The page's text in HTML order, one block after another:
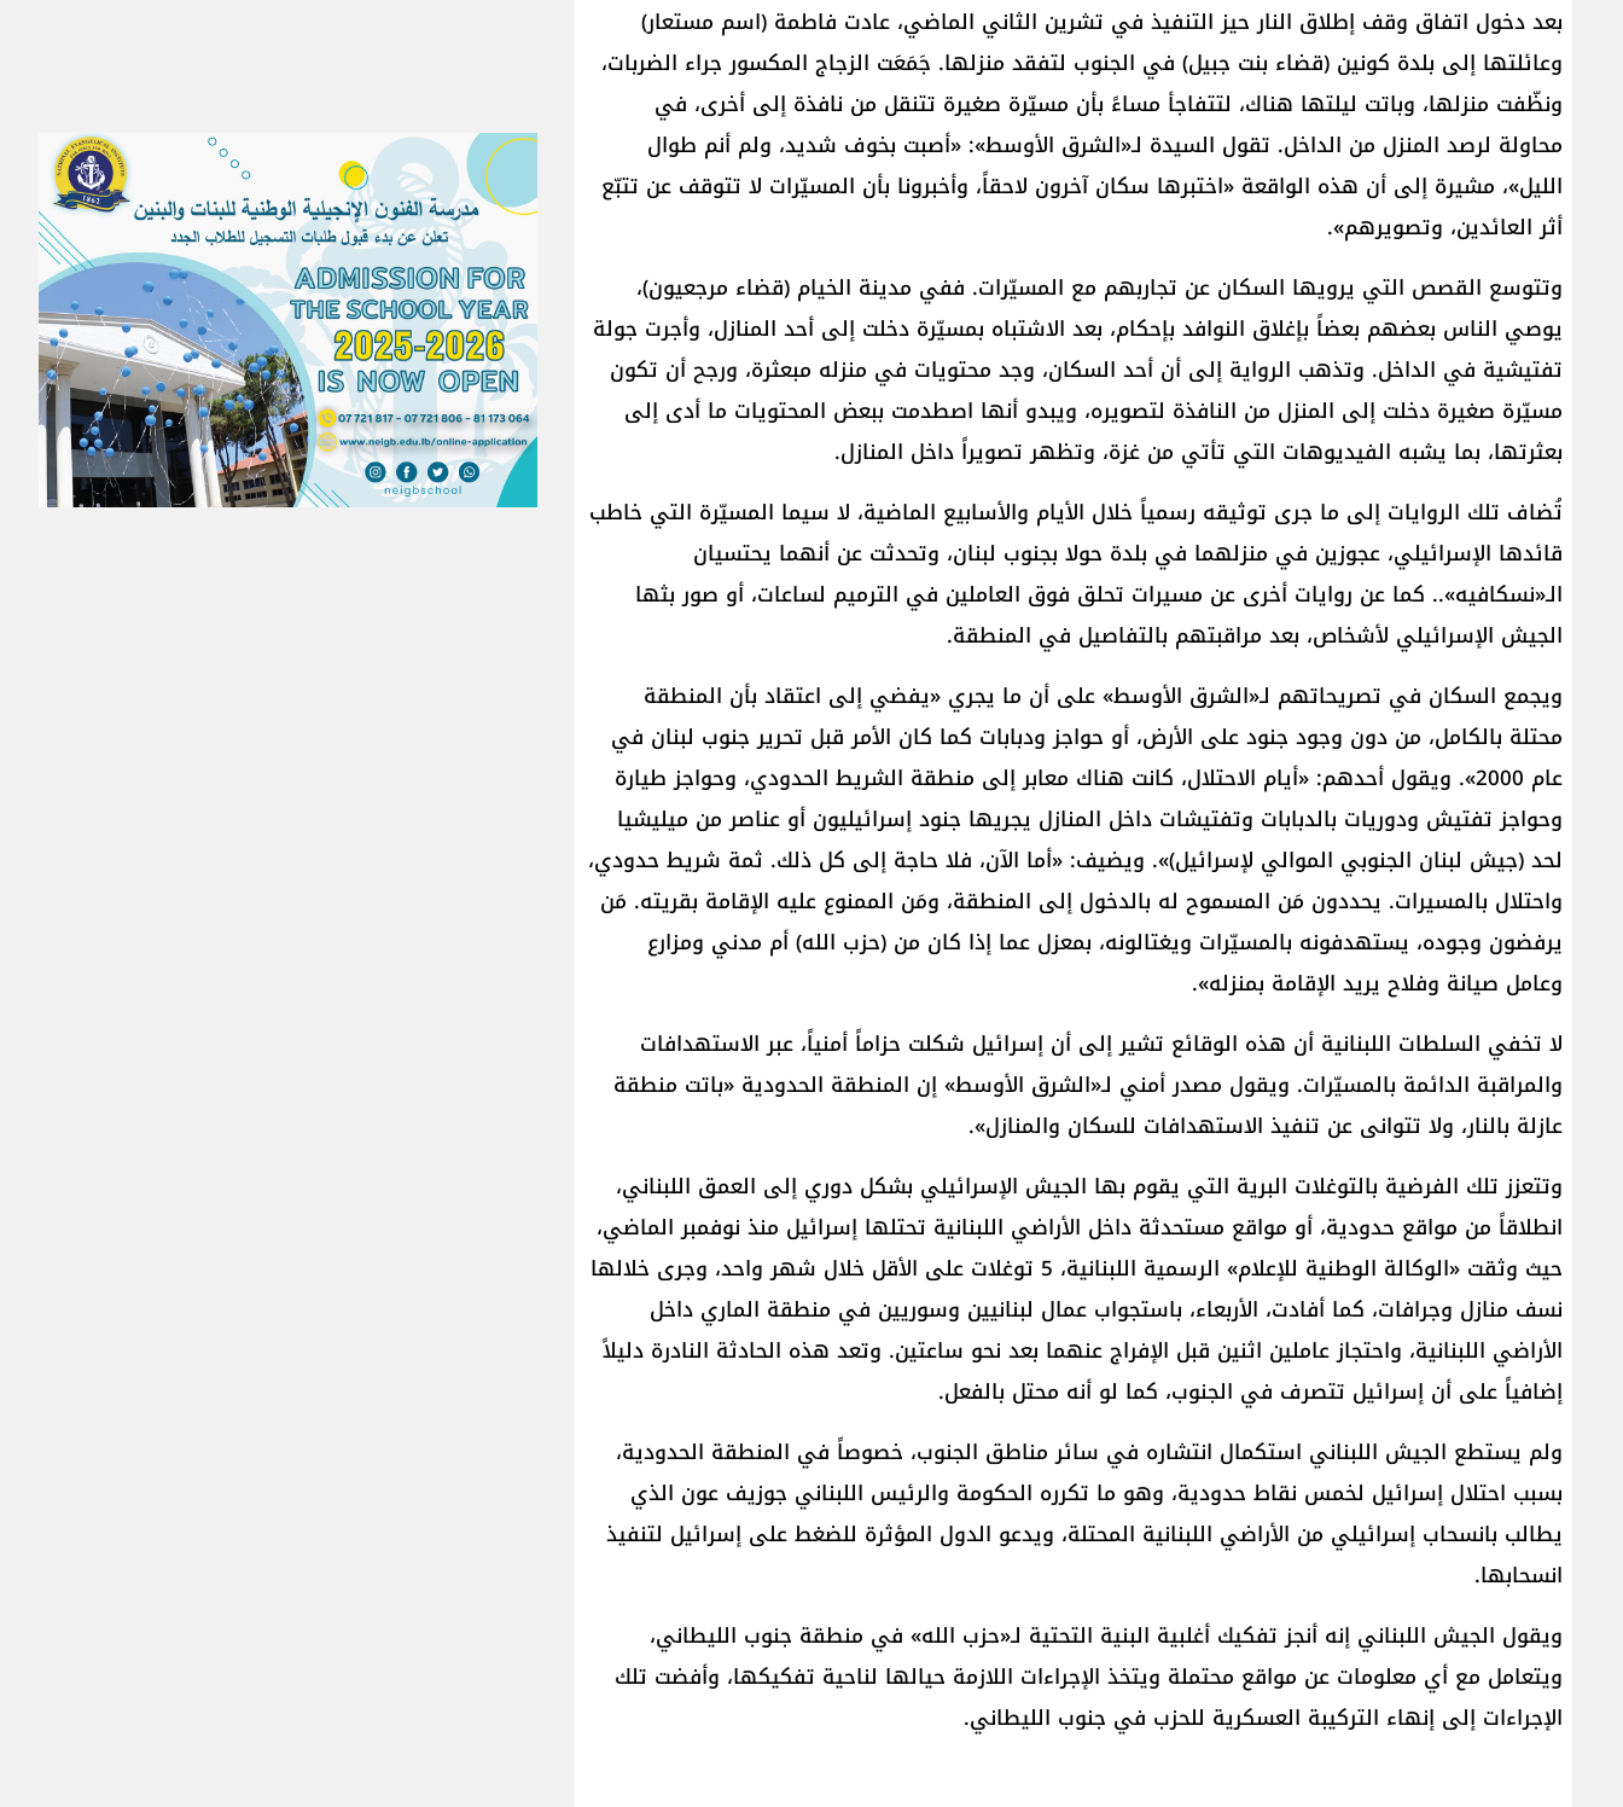
بعد دخول اتفاق وقف إطلاق النار حيز التنفيذ في تشرين الثاني الماضي، عادت فاطمة (اسم مستعار)
وعائلتها إلى بلدة كونين (قضاء بنت جبيل) في الجنوب لتفقد منزلها. جَمَعَت الزجاج المكسور جراء الضربات،
ونظّفت منزلها، وباتت ليلتها هناك، لتتفاجأ مساءً بأن مسيّرة صغيرة تتنقل من نافذة إلى أخرى، في
محاولة لرصد المنزل من الداخل. تقول السيدة لـ«الشرق الأوسط»: «أصبت بخوف شديد، ولم أنم طوال
الليل»، مشيرة إلى أن هذه الواقعة «اختبرها سكان آخرون لاحقاً، وأخبرونا بأن المسيّرات لا تتوقف عن تتبّع
أثر العائدين، وتصويرهم».
وتتوسع القصص التي يرويها السكان عن تجاربهم مع المسيّرات. ففي مدينة الخيام (قضاء مرجعيون)،
يوصي الناس بعضهم بعضاً بإغلاق النوافد بإحكام، بعد الاشتباه بمسيّرة دخلت إلى أحد المنازل، وأجرت جولة
تفتيشية في الداخل. وتذهب الرواية إلى أن أحد السكان، وجد محتويات في منزله مبعثرة، ورجح أن تكون
مسيّرة صغيرة دخلت إلى المنزل من النافذة لتصويره، ويبدو أنها اصطدمت ببعض المحتويات ما أدى إلى
بعثرتها، بما يشبه الفيديوهات التي تأتي من غزة، وتظهر تصويراً داخل المنازل.
تُضاف تلك الروايات إلى ما جرى توثيقه رسمياً خلال الأيام والأسابيع الماضية، لا سيما المسيّرة التي خاطب
قائدها الإسرائيلي، عجوزين في منزلهما في بلدة حولا بجنوب لبنان، وتحدثت عن أنهما يحتسيان
الـ«نسكافيه».. كما عن روايات أخرى عن مسيرات تحلق فوق العاملين في الترميم لساعات، أو صور بثها
الجيش الإسرائيلي لأشخاص، بعد مراقبتهم بالتفاصيل في المنطقة.
ويجمع السكان في تصريحاتهم لـ«الشرق الأوسط» على أن ما يجري «يفضي إلى اعتقاد بأن المنطقة
محتلة بالكامل، من دون وجود جنود على الأرض، أو حواجز ودبابات كما كان الأمر قبل تحرير جنوب لبنان في
عام 2000». ويقول أحدهم: «أيام الاحتلال، كانت هناك معابر إلى منطقة الشريط الحدودي، وحواجز طيارة
وحواجز تفتيش ودوريات بالدبابات وتفتيشات داخل المنازل يجريها جنود إسرائيليون أو عناصر من ميليشيا
لحد (جيش لبنان الجنوبي الموالي لإسرائيل)». ويضيف: «أما الآن، فلا حاجة إلى كل ذلك. ثمة شريط حدودي،
واحتلال بالمسيرات. يحددون مَن المسموح له بالدخول إلى المنطقة، ومَن الممنوع عليه الإقامة بقريته. مَن
يرفضون وجوده، يستهدفونه بالمسيّرات ويغتالونه، بمعزل عما إذا كان من (حزب الله) أم مدني ومزارع
وعامل صيانة وفلاح يريد الإقامة بمنزله».
لا تخفي السلطات اللبنانية أن هذه الوقائع تشير إلى أن إسرائيل شكلت حزاماً أمنياً، عبر الاستهدافات
والمراقبة الدائمة بالمسيّرات. ويقول مصدر أمني لـ«الشرق الأوسط» إن المنطقة الحدودية «باتت منطقة
عازلة بالنار، ولا تتوانى عن تنفيذ الاستهدافات للسكان والمنازل».
وتتعزز تلك الفرضية بالتوغلات البرية التي يقوم بها الجيش الإسرائيلي بشكل دوري إلى العمق اللبناني،
انطلاقاً من مواقع حدودية، أو مواقع مستحدثة داخل الأراضي اللبنانية تحتلها إسرائيل منذ نوفمبر الماضي،
حيث وثقت «الوكالة الوطنية للإعلام» الرسمية اللبنانية، 5 توغلات على الأقل خلال شهر واحد، وجرى خلالها
نسف منازل وجرافات، كما أفادت، الأربعاء، باستجواب عمال لبنانيين وسوريين في منطقة الماري داخل
الأراضي اللبنانية، واحتجاز عاملين اثنين قبل الإفراج عنهما بعد نحو ساعتين. وتعد هذه الحادثة النادرة دليلاً
إضافياً على أن إسرائيل تتصرف في الجنوب، كما لو أنه محتل بالفعل.
ولم يستطع الجيش اللبناني استكمال انتشاره في سائر مناطق الجنوب، خصوصاً في المنطقة الحدودية،
بسبب احتلال إسرائيل لخمس نقاط حدودية، وهو ما تكرره الحكومة والرئيس اللبناني جوزيف عون الذي
يطالب بانسحاب إسرائيلي من الأراضي اللبنانية المحتلة، ويدعو الدول المؤثرة للضغط على إسرائيل لتنفيذ
انسحابها.
ويقول الجيش اللبناني إنه أنجز تفكيك أغلبية البنية التحتية لـ«حزب الله» في منطقة جنوب الليطاني،
ويتعامل مع أي معلومات عن مواقع محتملة ويتخذ الإجراءات اللازمة حيالها لناحية تفكيكها، وأفضت تلك
الإجراءات إلى إنهاء التركيبة العسكرية للحزب في جنوب الليطاني.